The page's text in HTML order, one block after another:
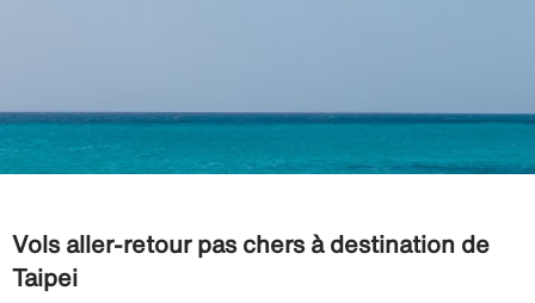
Vols aller-retour pas chers à destination de
Taipei